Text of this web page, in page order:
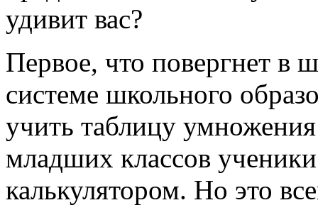
удивит вас?
Первое, что повергнет в
системе школьного
учить таблицу
младших классов
калькулятором. Но это